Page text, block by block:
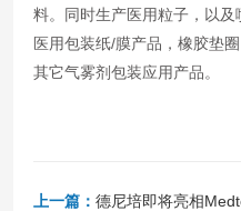
料。同时生产医用粒子，以
医用包装纸/膜产品，橡胶垫
其它气雾剂包装应用产品。
上一篇： 德尼培即将亮相